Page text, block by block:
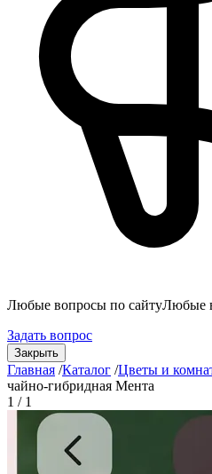
Любые вопросы по сайтуЛюбые
Задать вопрос
Закрыть
Главная /Каталог /Цветы и
чайно-гибридная Мента
1 / 1